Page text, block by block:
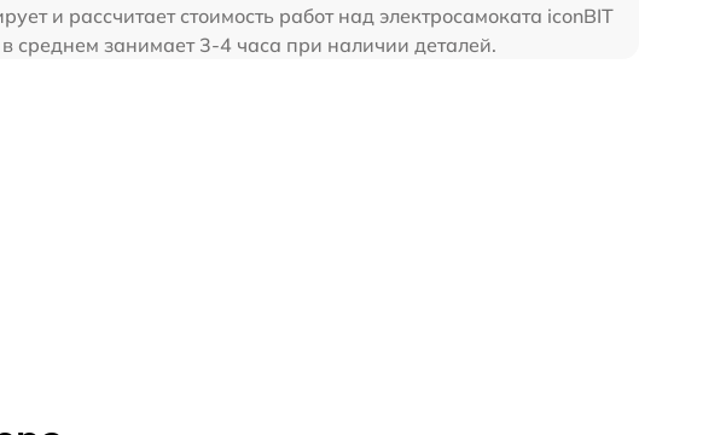
и рассчитает стоимость работ над электросамоката iconBIT
среднем занимает 3-4 часа при наличии деталей.